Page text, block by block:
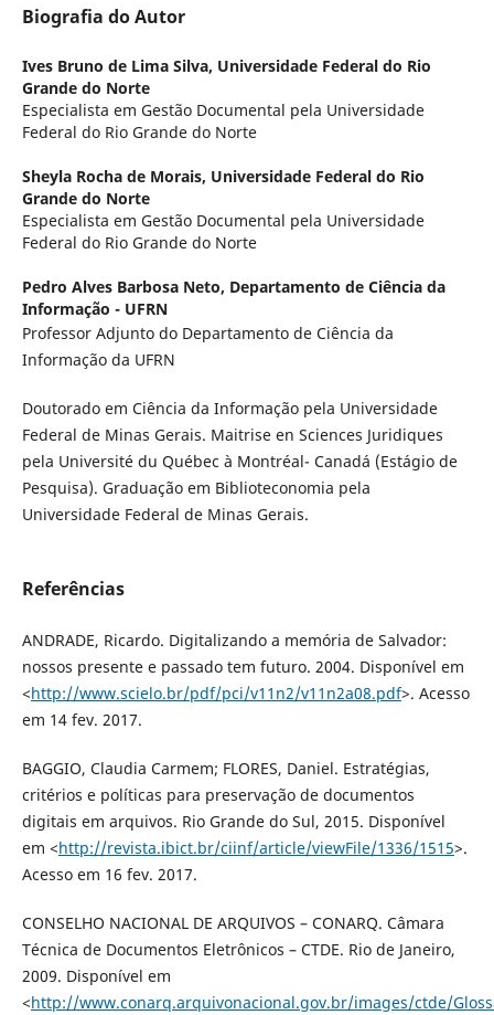
Biografia do Autor
Ives Bruno de Lima Silva, Universidade Federal do Rio
Grande do Norte
Especialista em Gestão Documental pela Universidade
Federal do Rio Grande do Norte
Sheyla Rocha de Morais, Universidade Federal do Rio
Grande do Norte
Especialista em Gestão Documental pela Universidade
Federal do Rio Grande do Norte
Pedro Alves Barbosa Neto, Departamento de Ciência da
Informação - UFRN
Professor Adjunto do Departamento de Ciência da
Informação da UFRN
Doutorado em Ciência da Informação pela Universidade
Federal de Minas Gerais. Maitrise en Sciences Juridiques
pela Université du Québec à Montréal- Canadá (Estágio de
Pesquisa). Graduação em Biblioteconomia pela
Universidade Federal de Minas Gerais.
Referências
ANDRADE, Ricardo. Digitalizando a memória de Salvador:
nossos presente e passado tem futuro. 2004. Disponível em
<http://www.scielo.br/pdf/pci/v11n2/v11n2a08.pdf>. Acesso
em 14 fev. 2017.
BAGGIO, Claudia Carmem; FLORES, Daniel. Estratégias,
critérios e políticas para preservação de documentos
digitais em arquivos. Rio Grande do Sul, 2015. Disponível
em <http://revista.ibict.br/ciinf/article/viewFile/1336/1515>.
Acesso em 16 fev. 2017.
CONSELHO NACIONAL DE ARQUIVOS – CONARQ. Câmara
Técnica de Documentos Eletrônicos – CTDE. Rio de Janeiro,
2009. Disponível em
<http://www.conarq.arquivonacional.gov.br/images/ctde/